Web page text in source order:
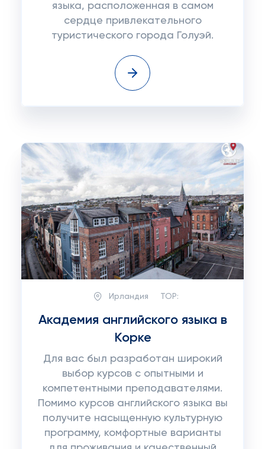
языка, расположенная в самом
сердце привлекательного
туристического города Голуэй.
Ирландия TOP:
Академия английского языка в
Корке
Для вас был разработан широкий
выбор курсов с опытными и
компетентными преподавателями.
Помимо курсов английского языка вы
получите насыщенную культурную
программу, комфортные варианты